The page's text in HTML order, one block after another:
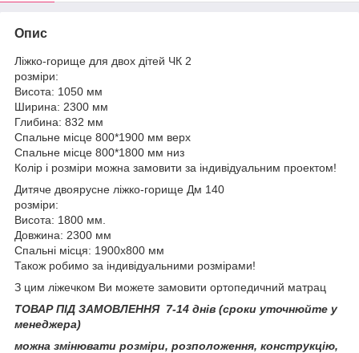
Опис
Ліжко-горище для двох дітей ЧК 2
розміри:
Висота: 1050 мм
Ширина: 2300 мм
Глибина: 832 мм
Спальне місце 800*1900 мм верх
Спальне місце 800*1800 мм низ
Колір і розміри можна замовити за індивідуальним проектом!
Дитяче двоярусне ліжко-горище Дм 140
розміри:
Висота: 1800 мм.
Довжина: 2300 мм
Спальні місця: 1900х800 мм
Також робимо за індивідуальними розмірами!
З цим ліжечком Ви можете замовити ортопедичний матрац
ТОВАР ПІД ЗАМОВЛЕННЯ 7-14 днів (сроки уточнюйте у
менеджера)
можна змінювати розміри, розположення, конструкцію,